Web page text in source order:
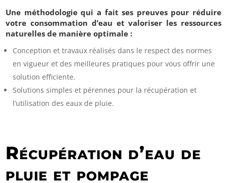
Une méthodologie qui a fait ses preuves pour réduire
votre consommation d’eau et valoriser les ressources
naturelles de manière optimale :
Conception et travaux réalisés dans le respect des normes
en vigueur et des meilleures pratiques pour vous offrir une
solution efficiente.
Solutions simples et pérennes pour la récupération et
l’utilisation des eaux de pluie.
Récupération d’eau de
pluie et pompage